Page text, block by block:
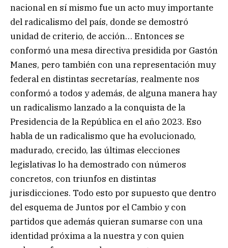
nacional en sí mismo fue un acto muy importante
del radicalismo del país, donde se demostró
unidad de criterio, de acción… Entonces se
conformó una mesa directiva presidida por Gastón
Manes, pero también con una representación muy
federal en distintas secretarías, realmente nos
conformó a todos y además, de alguna manera hay
un radicalismo lanzado a la conquista de la
Presidencia de la República en el año 2023. Eso
habla de un radicalismo que ha evolucionado,
madurado, crecido, las últimas elecciones
legislativas lo ha demostrado con números
concretos, con triunfos en distintas
jurisdicciones. Todo esto por supuesto que dentro
del esquema de Juntos por el Cambio y con
partidos que además quieran sumarse con una
identidad próxima a la nuestra y con quien